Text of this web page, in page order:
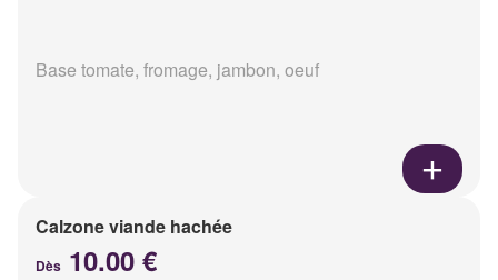
Base tomate, fromage, jambon, oeuf
Calzone viande hachée
Dès 10.00 €